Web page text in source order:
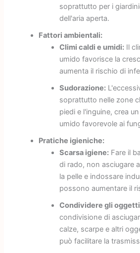
soprattutto per i
dell'aria aperta.
Fattori ambientali:
Climi caldi e umidi:Il
umido favorisce la
aumenta il rischio di
Sudorazione:
soprattutto nelle zone
piedi e l'inguine, crea
umido favorevole ai
Pratiche igieniche:
Scarsa igiene:Fare il
di rado, non asciugare
la pelle e indossare
possono aumentare il
Condividere gli
condivisione di
calze, scarpe e altri
può facilitare la